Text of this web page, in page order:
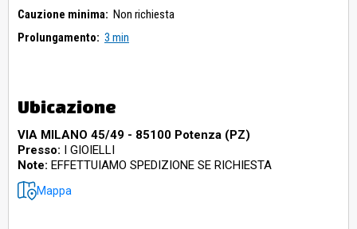
Cauzione minima: Non richiesta
Prolungamento: 3 min
Ubicazione
VIA MILANO 45/49 - 85100 Potenza (PZ)
Presso: I GIOIELLI
Note: EFFETTUIAMO SPEDIZIONE SE RICHIESTA
Mappa